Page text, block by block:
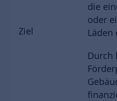
Ziel
die
oder
Läden
Durch